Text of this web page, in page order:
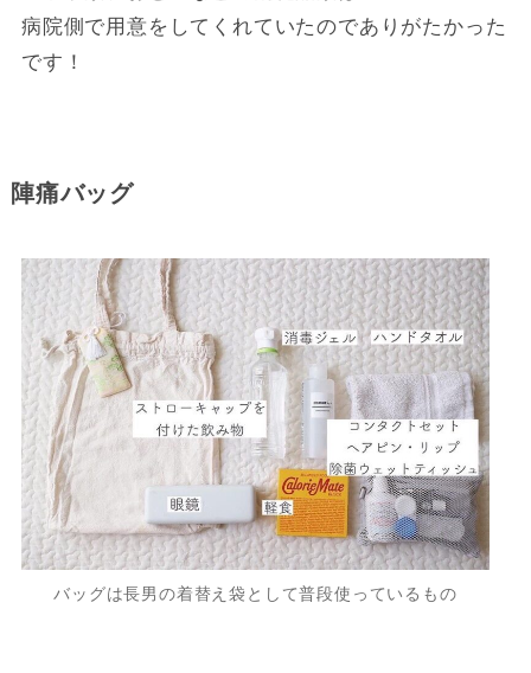
病院側で用意をしてくれていたのでありがたかった
です！
陣痛バッグ
バッグは長男の着替え袋として普段使っているもの